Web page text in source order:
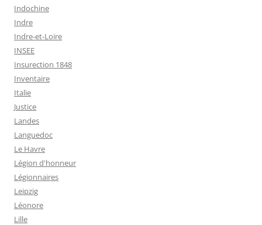
Indochine
Indre
Indre-et-Loire
INSEE
Insurection 1848
Inventaire
Italie
Justice
Landes
Languedoc
Le Havre
Légion d'honneur
Légionnaires
Leipzig
Léonore
Lille